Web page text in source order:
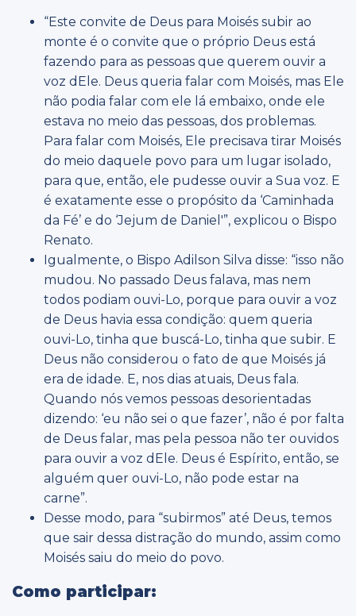
“Este convite de Deus para Moisés subir ao
monte é o convite que o próprio Deus está
fazendo para as pessoas que querem ouvir a
voz dEle. Deus queria falar com Moisés, mas Ele
não podia falar com ele lá embaixo, onde ele
estava no meio das pessoas, dos problemas.
Para falar com Moisés, Ele precisava tirar Moisés
do meio daquele povo para um lugar isolado,
para que, então, ele pudesse ouvir a Sua voz. E
é exatamente esse o propósito da ‘Caminhada
da Fé’ e do ‘Jejum de Daniel'”, explicou o Bispo
Renato.
Igualmente, o Bispo Adilson Silva disse: “isso não
mudou. No passado Deus falava, mas nem
todos podiam ouvi-Lo, porque para ouvir a voz
de Deus havia essa condição: quem queria
ouvi-Lo, tinha que buscá-Lo, tinha que subir. E
Deus não considerou o fato de que Moisés já
era de idade. E, nos dias atuais, Deus fala.
Quando nós vemos pessoas desorientadas
dizendo: ‘eu não sei o que fazer’, não é por falta
de Deus falar, mas pela pessoa não ter ouvidos
para ouvir a voz dEle. Deus é Espírito, então, se
alguém quer ouvi-Lo, não pode estar na
carne”.
Desse modo, para “subirmos” até Deus, temos
que sair dessa distração do mundo, assim como
Moisés saiu do meio do povo.
Como participar: